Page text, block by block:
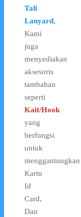
Tali
Lanyard,
Kami
juga
menyediakan
aksesoris
tambahan
seperti
Kait/Hook
yang
berfungsi
untuk
menggantungkan
Kartu
Id
Card,
Dan